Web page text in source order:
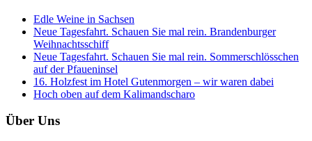
Edle Weine in Sachsen
Neue Tagesfahrt. Schauen Sie mal rein. Brandenburger
Weihnachtsschiff
Neue Tagesfahrt. Schauen Sie mal rein. Sommerschlösschen
auf der Pfaueninsel
16. Holzfest im Hotel Gutenmorgen – wir waren dabei
Hoch oben auf dem Kalimandscharo
Über Uns